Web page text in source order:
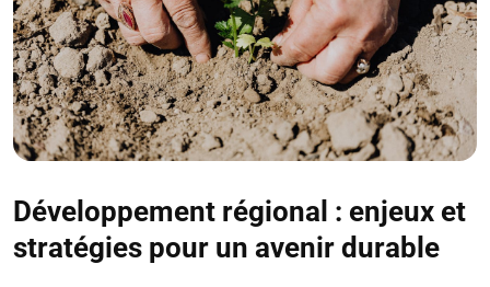
Développement régional : enjeux et
stratégies pour un avenir durable